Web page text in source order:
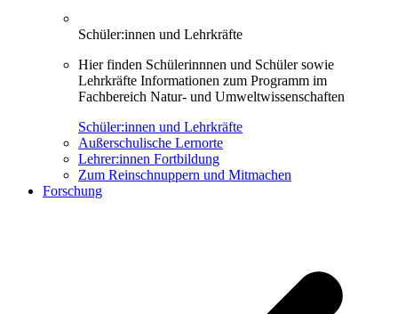
Schüler:innen und Lehrkräfte
Hier finden Schülerinnnen und Schüler sowie
Lehrkräfte Informationen zum Programm im
Fachbereich Natur- und Umweltwissenschaften
Schüler:innen und Lehrkräfte
Außerschulische Lernorte
Lehrer:innen Fortbildung
Zum Reinschnuppern und Mitmachen
Forschung